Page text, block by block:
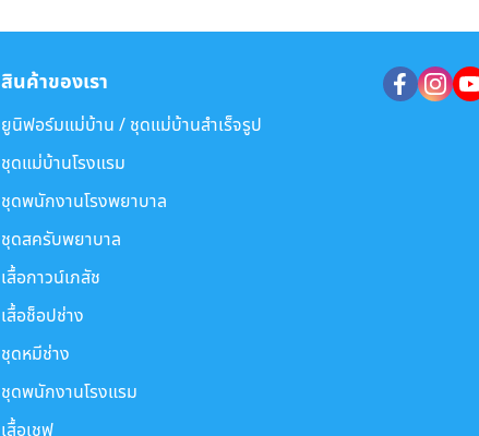
สินค้าของเรา
ยูนิฟอร์มแม่บ้าน / ชุดแม่บ้านสำเร็จรูป
ชุดแม่บ้านโรงแรม
ชุดพนักงานโรงพยาบาล
ชุดสครับพยาบาล
เสื้อกาวน์เภสัช
เสื้อช็อปช่าง
ชุดหมีช่าง
ชุดพนักงานโรงแรม
เสื้อเชฟ